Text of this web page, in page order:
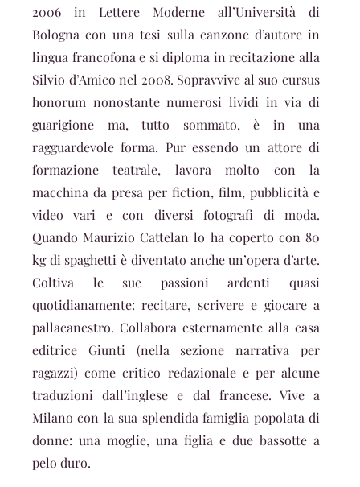
2006 in Lettere Moderne all’Università di
Bologna con una tesi sulla canzone d’autore in
lingua francofona e si diploma in recitazione alla
Silvio d’Amico nel 2008. Sopravvive al suo cursus
honorum nonostante numerosi lividi in via di
guarigione ma, tutto sommato, è in una
ragguardevole forma. Pur essendo un attore di
formazione teatrale, lavora molto con la
macchina da presa per fiction, film, pubblicità e
video vari e con diversi fotografi di moda.
Quando Maurizio Cattelan lo ha coperto con 80
kg di spaghetti è diventato anche un’opera d’arte.
Coltiva le sue passioni ardenti quasi
quotidianamente: recitare, scrivere e giocare a
pallacanestro. Collabora esternamente alla casa
editrice Giunti (nella sezione narrativa per
ragazzi) come critico redazionale e per alcune
traduzioni dall’inglese e dal francese. Vive a
Milano con la sua splendida famiglia popolata di
donne: una moglie, una figlia e due bassotte a
pelo duro.